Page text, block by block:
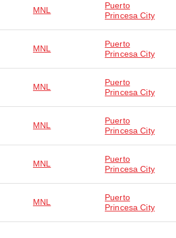
MNL
Puerto
Princesa City
MNL
Puerto
Princesa City
MNL
Puerto
Princesa City
MNL
Puerto
Princesa City
MNL
Puerto
Princesa City
MNL
Puerto
Princesa City